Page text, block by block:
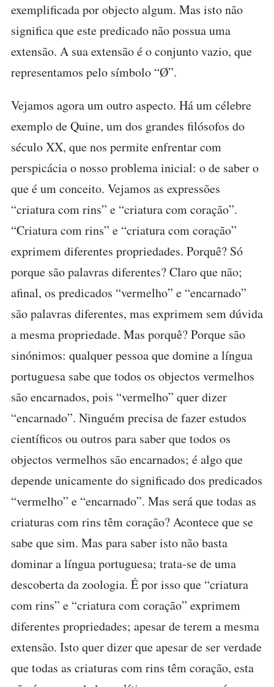
exemplificada por objecto algum. Mas isto não
significa que este predicado não possua uma
extensão. A sua extensão é o conjunto vazio, que
representamos pelo símbolo “Ø”.
Vejamos agora um outro aspecto. Há um célebre
exemplo de Quine, um dos grandes filósofos do
século XX, que nos permite enfrentar com
perspicácia o nosso problema inicial: o de saber o
que é um conceito. Vejamos as expressões
“criatura com rins” e “criatura com coração”.
“Criatura com rins” e “criatura com coração”
exprimem diferentes propriedades. Porquê? Só
porque são palavras diferentes? Claro que não;
afinal, os predicados “vermelho” e “encarnado”
são palavras diferentes, mas exprimem sem dúvida
a mesma propriedade. Mas porquê? Porque são
sinónimos: qualquer pessoa que domine a língua
portuguesa sabe que todos os objectos vermelhos
são encarnados, pois “vermelho” quer dizer
“encarnado”. Ninguém precisa de fazer estudos
científicos ou outros para saber que todos os
objectos vermelhos são encarnados; é algo que
depende unicamente do significado dos predicados
“vermelho” e “encarnado”. Mas será que todas as
criaturas com rins têm coração? Acontece que se
sabe que sim. Mas para saber isto não basta
dominar a língua portuguesa; trata-se de uma
descoberta da zoologia. É por isso que “criatura
com rins” e “criatura com coração” exprimem
diferentes propriedades; apesar de terem a mesma
extensão. Isto quer dizer que apesar de ser verdade
que todas as criaturas com rins têm coração, esta